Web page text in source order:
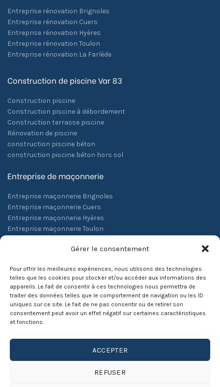
Gérer le consentement
Pour offrir les meilleures expériences, nous utilisons des technologies
telles que les cookies pour stocker et/ou accéder aux informations des
appareils. Le fait de consentir à ces technologies nous permettra de
traiter des données telles que le comportement de navigation ou les ID
uniques sur ce site. Le fait de ne pas consentir ou de retirer son
consentement peut avoir un effet négatif sur certaines caractéristiques
et fonctions.
ACCEPTER
REFUSER
Entreprise rénovation Brignoles
Entreprise rénovation Cuers
Entreprise rénovation Hyères
Entreprise rénovation Toulon
Entreprise rénovation La Farlède
Construction de piscine Var 83
Construction piscine
Construction piscine à débordement
Construction terrasse piscine
Rénovation de piscine
construction piscine béton
construction piscine béton hors sol
Entreprise de maçonnerie
Entreprise maçonnerie Brignoles
Entreprise maçonnerie Cuers
Entreprise maçonnerie Hyères
Entreprise maçonnerie Toulon
CNT Constructions- Siret : 45108406500023 - Code APE :
Travaux de maçonnerie générale et gros oeuvre de bâtiment
(4399C) - Liens :Mappy-InfoGreffe -Page Jaune
La société CNT Constructions réalise la construction de tous
rénovation dans le Var 83 ( Toulon, Hyères, La Crau, St Raphael,
Cannes, Grasse ... ) et dans les Bouches du Rhônes ( Marseille,